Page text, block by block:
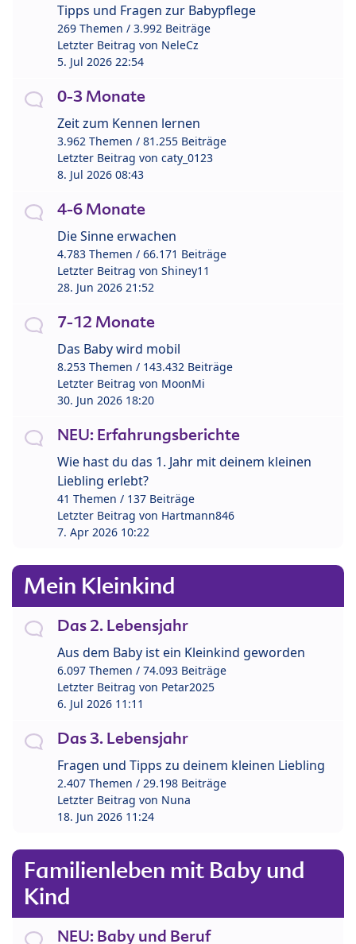
Tipps und Fragen zur Babypflege
269 Themen / 3.992 Beiträge
Letzter Beitrag von NeleCz
5. Jul 2026 22:54
0-3 Monate
Zeit zum Kennen lernen
3.962 Themen / 81.255 Beiträge
Letzter Beitrag von caty_0123
8. Jul 2026 08:43
4-6 Monate
Die Sinne erwachen
4.783 Themen / 66.171 Beiträge
Letzter Beitrag von Shiney11
28. Jun 2026 21:52
7-12 Monate
Das Baby wird mobil
8.253 Themen / 143.432 Beiträge
Letzter Beitrag von MoonMi
30. Jun 2026 18:20
NEU: Erfahrungsberichte
Wie hast du das 1. Jahr mit deinem kleinen
Liebling erlebt?
41 Themen / 137 Beiträge
Letzter Beitrag von Hartmann846
7. Apr 2026 10:22
Mein Kleinkind
Das 2. Lebensjahr
Aus dem Baby ist ein Kleinkind geworden
6.097 Themen / 74.093 Beiträge
Letzter Beitrag von Petar2025
6. Jul 2026 11:11
Das 3. Lebensjahr
Fragen und Tipps zu deinem kleinen Liebling
2.407 Themen / 29.198 Beiträge
Letzter Beitrag von Nuna
18. Jun 2026 11:24
Familienleben mit Baby und
Kind
NEU: Baby und Beruf